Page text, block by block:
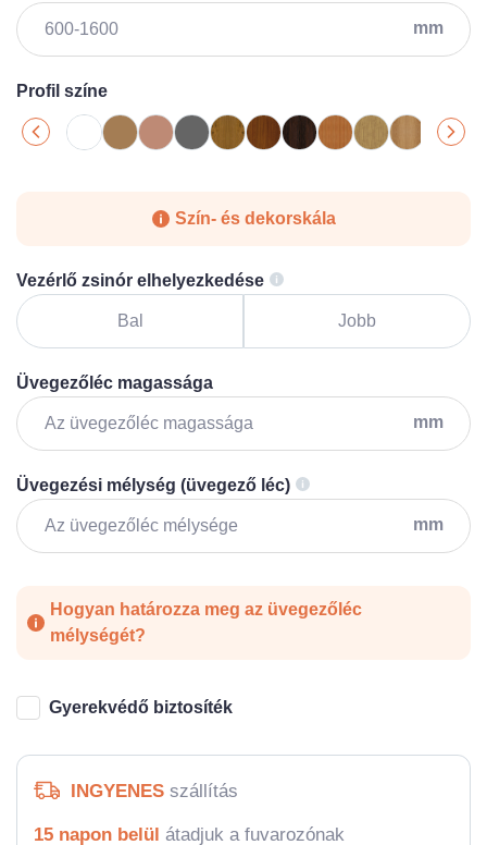
mm
Profil színe
Szín- és dekorskála
Vezérlő zsinór elhelyezkedése
Bal Jobb
Üvegezőléc magassága
mm
Üvegezési mélység (üvegező léc)
mm
Hogyan határozza meg az üvegezőléc
mélységét?
Gyerekvédő biztosíték
INGYENES szállítás
15 napon belül átadjuk a fuvarozónak